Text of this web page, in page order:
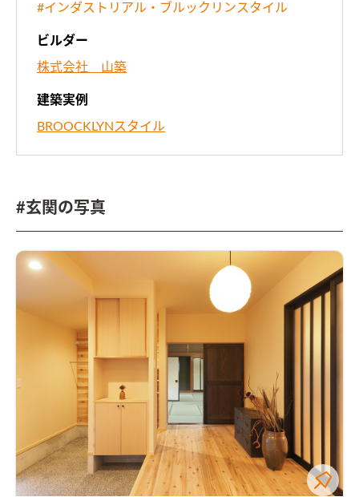
#インダストリアル・ブルックリンスタイル
ビルダー
株式会社 山築
建築実例
BROOCKLYNスタイル
#玄関の写真